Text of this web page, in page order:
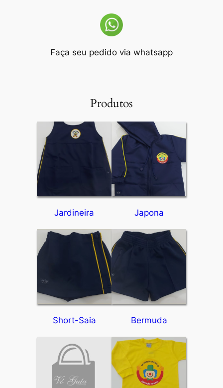
Faça seu pedido via whatsapp
Produtos
Jardineira Japona
Short-Saia Bermuda